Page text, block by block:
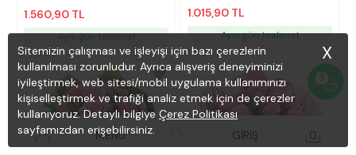
MENÜ GİRİŞ 0
1.560,90 TL
Aynı gün teslimat
1.015,90 TL
Aynı gün teslimat
Sitemizin çalışması ve işleyişi için bazı çerezlerin
kullanılması zorunludur. Ayrıca alışveriş deneyiminizi
iyileştirmek, web sitesi/mobil uygulama kullanımınızı
kişiselleştirmek ve trafiği analiz etmek için de çerezler
kullanıyoruz. Detaylı bilgiye Çerez Politikası
sayfamızdan erişebilirsiniz.
X